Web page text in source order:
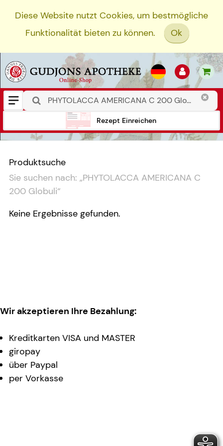
Diese Website nutzt Cookies, um bestmögliche
Funktionalität bieten zu können.
Ok
Rezept Einreichen
Produktsuche
Sie suchen nach: „PHYTOLACCA AMERICANA C
200 Globuli“
Keine Ergebnisse gefunden.
Wir akzeptieren Ihre Bezahlung:
Kreditkarten VISA und MASTER
giropay
über Paypal
per Vorkasse